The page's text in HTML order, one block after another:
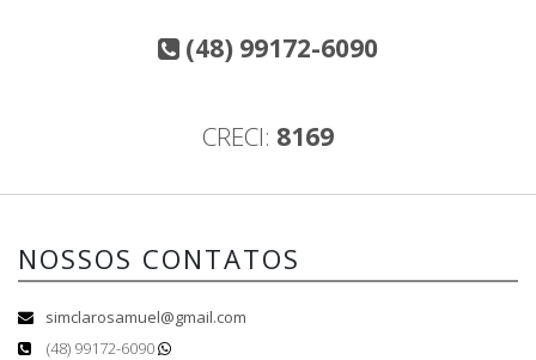
(48) 99172-6090
CRECI: 8169
NOSSOS CONTATOS
simclarosamuel@gmail.com
(48) 99172-6090